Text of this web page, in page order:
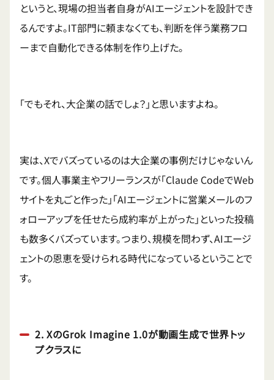
というと、現場の担当者自身がAIエージェントを設計でき
るんですよ。IT部門に頼まなくても、判断を伴う業務フロ
ーまで自動化できる体制を作り上げた。
「でもそれ、大企業の話でしょ？」と思いますよね。
実は、Xでバズっているのは大企業の事例だけじゃないん
です。個人事業主やフリーランスが「Claude CodeでWeb
サイトを丸ごと作った」「AIエージェントに営業メールのフ
ォローアップを任せたら成約率が上がった」といった投稿
も数多くバズっています。つまり、規模を問わず、AIエージ
ェントの恩恵を受けられる時代になっているということで
す。
2. XのGrok Imagine 1.0が動画生成で世界トッ
プクラスに